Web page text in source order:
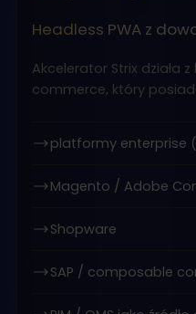
Headless PWA z
Akcelerator Strix działa
commerce, który
platformy enterprise
Magento / Adobe
Shopware
SAP / composable